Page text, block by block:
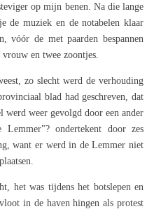
op mijn benen. Na die lange
de muziek en de notabelen klaar
vóór de met paarden bespannen
en twee zoontjes.
zo slecht werd de verhouding
blad had geschreven, dat
weer gevolgd door een ander
ondertekent door zes
want er werd in de Lemmer niet
het was tijdens het botslepen en
in de haven hingen als protest